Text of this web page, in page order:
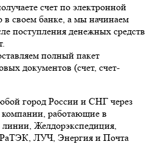
счет по электронной
в своем банке, а мы начинаем
поступления денежных средств
полный пакет
документов (счет, счет-
город России и СНГ через
работающие в
Желдорэкспедиция,
ЛУЧ, Энергия и Почта